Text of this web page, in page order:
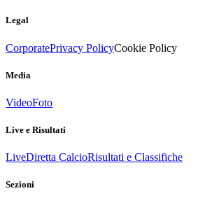
Legal
CorporatePrivacy PolicyCookie Policy
Media
VideoFoto
Live e Risultati
LiveDiretta CalcioRisultati e Classifiche
Sezioni